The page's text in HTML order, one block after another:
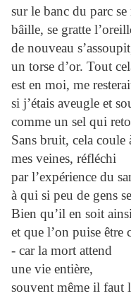
sur le banc du parc se
bâille, se gratte
de nouveau
un torse d’or. Tout
est en moi, me
si j’étais aveugle et
comme un sel qui
Sans bruit, cela coule
mes veines, réfléchi
par l’expérience du
à qui si peu de gens
Bien qu’il en soit ainsi
et que l’on puise être
- car la mort attend
une vie entière,
souvent même il faut